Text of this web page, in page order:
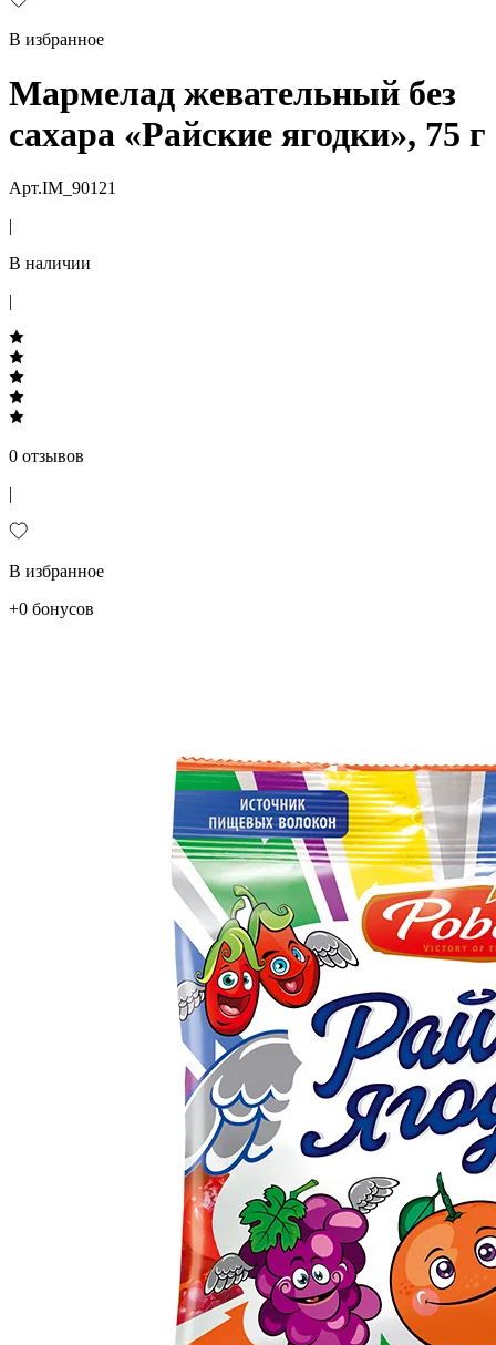
В избранное
Мармелад жевательный без
сахара «Райские ягодки», 75 г
Арт.IM_90121
|
В наличии
|
0 отзывов
|
В избранное
+0 бонусов